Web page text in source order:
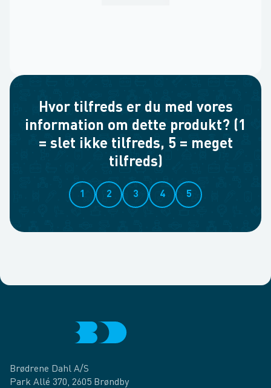
Hvor tilfreds er du med vores
information om dette produkt? (1
= slet ikke tilfreds, 5 = meget
tilfreds)
1 2 3 4 5
Brødrene Dahl A/S
Park Allé 370, 2605 Brøndby